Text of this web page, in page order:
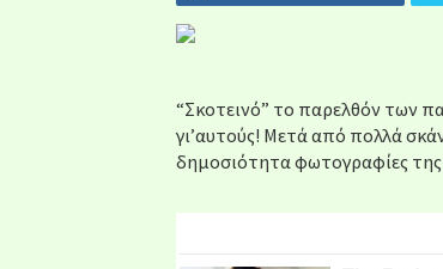
“Σκοτεινό” το παρελθόν των
γι’αυτούς! Μετά από πολλά
δημοσιότητα φωτογραφίες